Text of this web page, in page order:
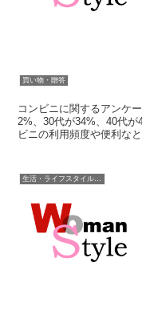
買い物・贈答
コンビニに関するアンケ
2%、30代が34%、40代
ビニの利用頻度や便利な
生活・ライフスタイル・家事